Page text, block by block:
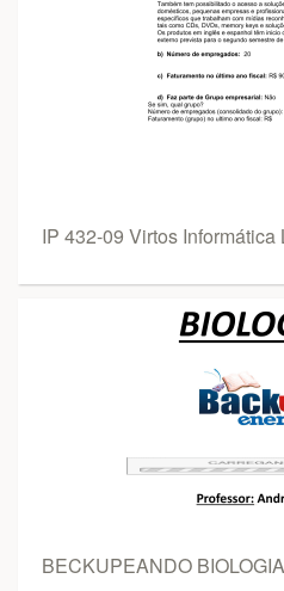
IP 432-09 Virtos Informática
BECKUPEANDO BIOLOGIA